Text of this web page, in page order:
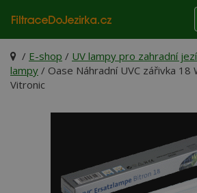
/ E-shop / UV lampy pro zahradní
lampy / Oase Náhradní UVC zářivka 18
Vitronic